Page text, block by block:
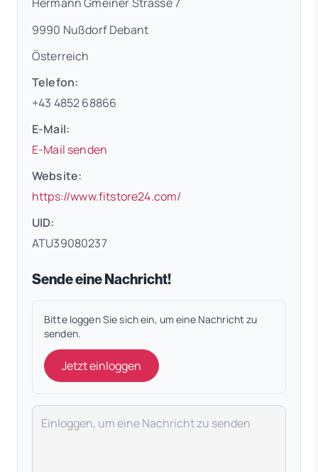
9990 Nußdorf Debant
Österreich
Telefon:
+43 4852 68866
E-Mail:
E-Mail senden
Website:
https://www.fitstore24.com/
UID:
ATU39080237
Sende eine Nachricht!
Bitte loggen Sie sich ein, um eine Nachricht zu
senden.
Jetzt einloggen
Deine Nachricht